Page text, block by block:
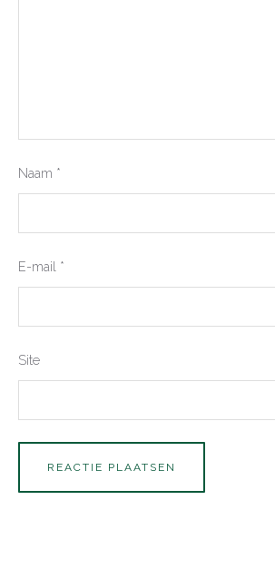
Naam *
E-mail *
Site